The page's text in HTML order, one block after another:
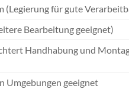
(Legierung für gute
Bearbeitung geeignet)
Handhabung und
Umgebungen geeignet